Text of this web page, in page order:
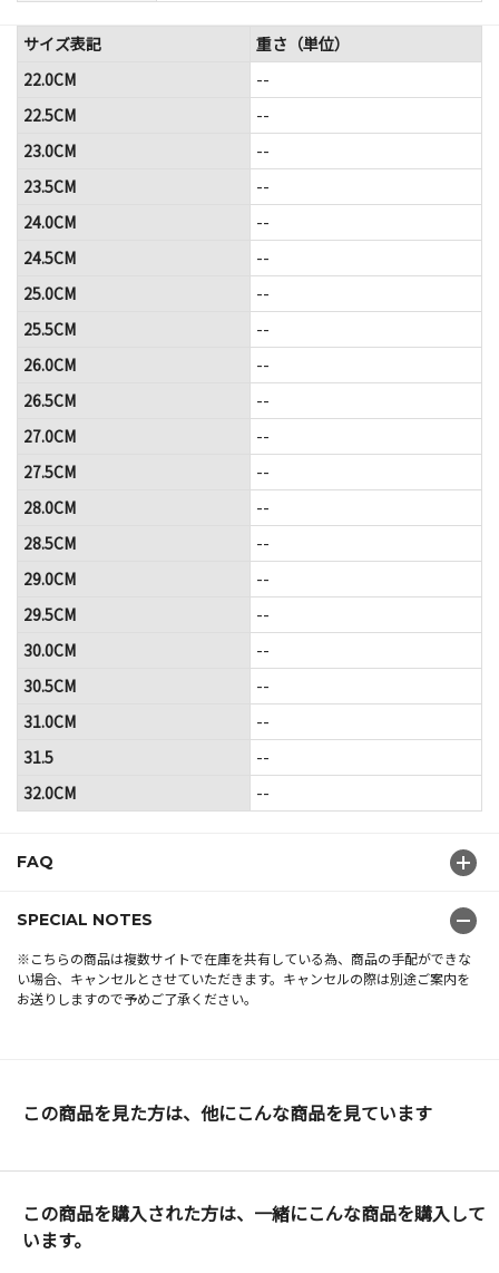
FAQ
SPECIAL NOTES
※こちらの商品は複数サイトで在庫を共有している為、商品の手配ができな
い場合、キャンセルとさせていただきます。キャンセルの際は別途ご案内を
お送りしますので予めご了承ください。
サイズ表記
重さ（単位）
22.0CM
--
22.5CM
--
23.0CM
--
23.5CM
--
24.0CM
--
24.5CM
--
25.0CM
--
25.5CM
--
26.0CM
--
26.5CM
--
27.0CM
--
27.5CM
--
28.0CM
--
28.5CM
--
29.0CM
--
29.5CM
--
30.0CM
--
30.5CM
--
31.0CM
--
31.5
--
32.0CM
--
この商品を見た方は、他にこんな商品を見ています
この商品を購入された方は、一緒にこんな商品を購入して
います。